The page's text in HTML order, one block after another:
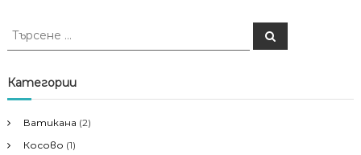
Т
с
е
е
з
Т
ъ
е
Категории
Ватикана (2)
Косово (1)